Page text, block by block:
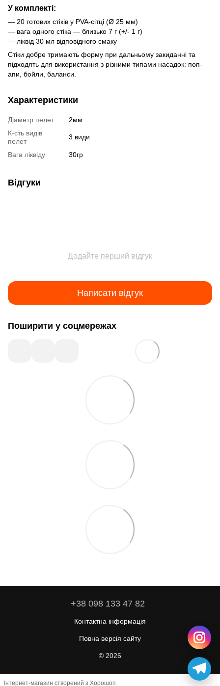
У комплекті:
— 20 готових стіків у PVA-сітці (Ø 25 мм)
— вага одного стіка — близько 7 г (+/- 1 г)
— ліквід 30 мл відповідного смаку
Стіки добре тримають форму при дальньому закиданні та
підходять для використання з різними типами насадок: поп-
апи, бойли, баланси.
Характеристики
Діаметр пелет
2мм
К-сть видів
пелет
3 види
Вага ліквіду 30гр
Відгуки
Додайте перший відгук
Написати відгук
Поширити у соцмережах
+38 098 133 47 82
Контактна інформація
Повна версія сайту
© 2026
Інтернет-магазин створений з Хорошоп